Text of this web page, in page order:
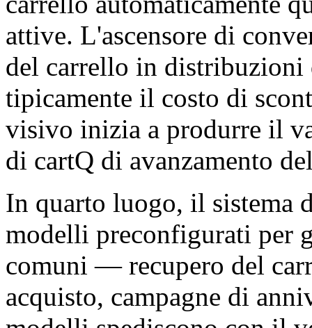
attive. L'ascensore di
del carrello in distribuzioni
tipicamente il costo di
visivo inizia a produrre il
di cartQ di avanzamento
In quarto luogo, il sistema
modelli preconfigurati per
comuni — recupero del
acquisto, campagne di